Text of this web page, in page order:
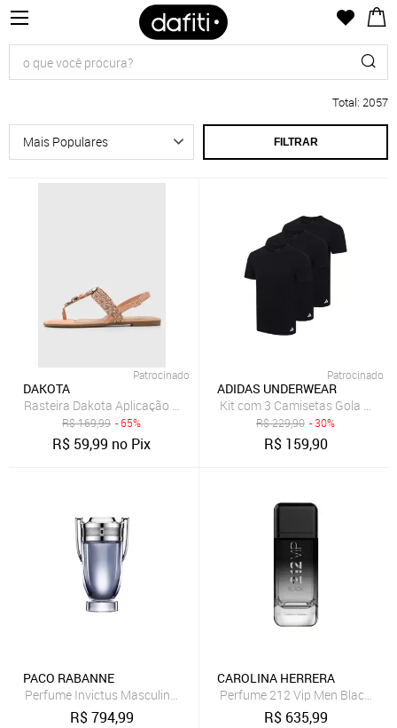
Total: 2057
FILTRAR
Patrocinado
DAKOTA
Rasteira Dakota Aplicação Coral
R$169,99 - 65%
R$ 59,99 no Pix
Patrocinado
ADIDAS UNDERWEAR
Kit com 3 Camisetas Gola
R$229,90 - 30%
R$ 159,90
PACO RABANNE
Perfume Invictus Masculino Eau de Toilette 200 ml
R$794,99
CAROLINA HERRERA
Perfume 212 Vip Men Black
R$ 635,99